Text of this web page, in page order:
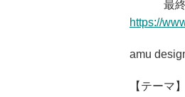
最
https://
amu
【テーマ】